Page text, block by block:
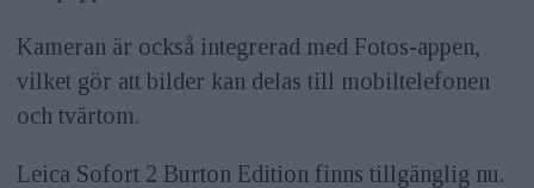
Kameran är också integrerad med Fotos-appen,
vilket gör att bilder kan delas till mobiltelefonen
och tvärtom.
Leica Sofort 2 Burton Edition finns tillgänglig nu.